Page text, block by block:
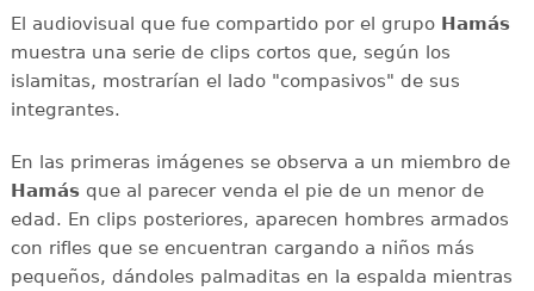
El audiovisual que fue compartido por el grupo Hamás
muestra una serie de clips cortos que, según los
islamitas, mostrarían el lado "compasivos" de sus
integrantes.
En las primeras imágenes se observa a un miembro de
Hamásque al parecer venda el pie de un menor de
edad. En clips posteriores, aparecen hombres armados
con rifles que se encuentran cargando a niños más
pequeños, dándoles palmaditas en la espalda mientras